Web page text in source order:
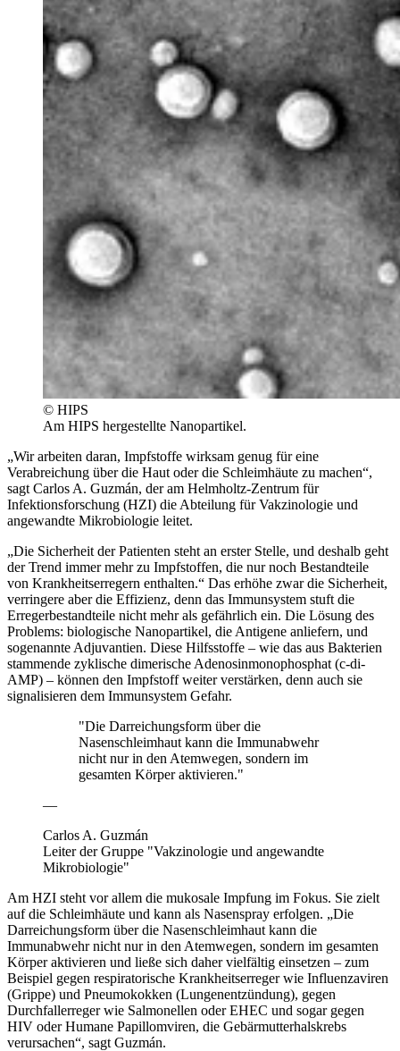
© HIPS
Am HIPS hergestellte Nanopartikel.
„Wir arbeiten daran, Impfstoffe wirksam genug für eine
Verabreichung über die Haut oder die Schleimhäute zu machen“,
sagt Carlos A. Guzmán, der am Helmholtz-Zentrum für
Infektionsforschung (HZI) die Abteilung für Vakzinologie und
angewandte Mikrobiologie leitet.
„Die Sicherheit der Patienten steht an erster Stelle, und deshalb geht
der Trend immer mehr zu Impfstoffen, die nur noch Bestandteile
von Krankheitserregern enthalten.“ Das erhöhe zwar die Sicherheit,
verringere aber die Effizienz, denn das Immunsystem stuft die
Erregerbestandteile nicht mehr als gefährlich ein. Die Lösung des
Problems: biologische Nanopartikel, die Antigene anliefern, und
sogenannte Adjuvantien. Diese Hilfsstoffe – wie das aus Bakterien
stammende zyklische dimerische Adenosinmonophosphat (c-di-
AMP) – können den Impfstoff weiter verstärken, denn auch sie
signalisieren dem Immunsystem Gefahr.
"Die Darreichungsform über die
Nasenschleimhaut kann die Immunabwehr
nicht nur in den Atemwegen, sondern im
gesamten Körper aktivieren."
—
Carlos A. Guzmán
Leiter der Gruppe "Vakzinologie und angewandte
Mikrobiologie"
Am HZI steht vor allem die mukosale Impfung im Fokus. Sie zielt
auf die Schleimhäute und kann als Nasenspray erfolgen. „Die
Darreichungsform über die Nasenschleimhaut kann die
Immunabwehr nicht nur in den Atemwegen, sondern im gesamten
Körper aktivieren und ließe sich daher vielfältig einsetzen – zum
Beispiel gegen respiratorische Krankheitserreger wie Influenzaviren
(Grippe) und Pneumokokken (Lungenentzündung), gegen
Durchfallerreger wie Salmonellen oder EHEC und sogar gegen
HIV oder Humane Papillomviren, die Gebärmutterhalskrebs
verursachen“, sagt Guzmán.